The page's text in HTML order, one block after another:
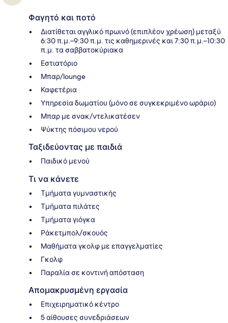
Φαγητό και ποτό
Διατίθεται αγγλικό πρωινό (επιπλέον χρέωση) μεταξύ
6:30 π.μ.–9:30 π.μ. τις καθημερινές και 7:30 π.μ.–10:30
π.μ. τα σαββατοκύριακα
Εστιατόριο
Μπαρ/lounge
Καφετέρια
Υπηρεσία δωματίου (μόνο σε συγκεκριμένο ωράριο)
Μπαρ με σνακ/ντελικατέσεν
Ψύκτης πόσιμου νερού
Ταξιδεύοντας με παιδιά
Παιδικό μενού
Τι να κάνετε
Τμήματα γυμναστικής
Τμήματα πιλάτες
Τμήματα γιόγκα
Ράκετμπολ/σκουός
Μαθήματα γκολφ με επαγγελματίες
Γκολφ
Παραλία σε κοντινή απόσταση
Απομακρυσμένη εργασία
Επιχειρηματικό κέντρο
5 αίθουσες συνεδριάσεων